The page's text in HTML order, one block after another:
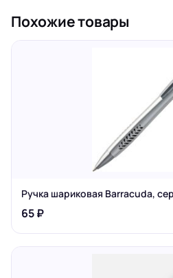
Похожие товары
Ручка шариковая Barracuda,
65 ₽